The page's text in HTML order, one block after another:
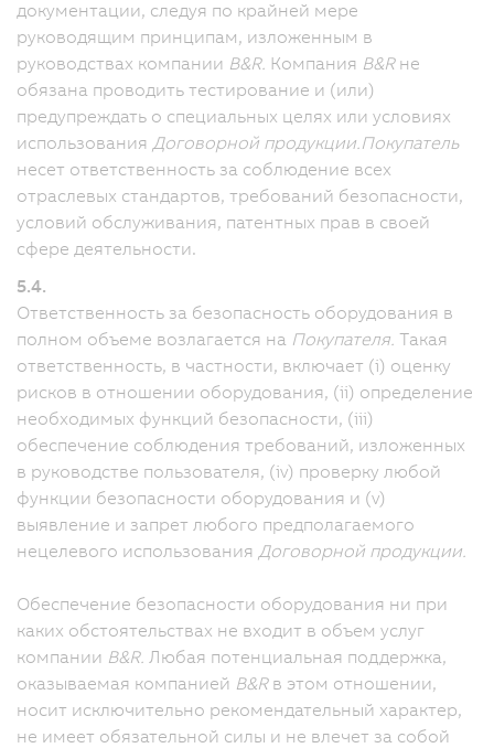
документации, следуя по крайней мере
руководящим принципам, изложенным в
руководствах компании B&R. Компания B&Rне
обязана проводить тестирование и (или)
предупреждать о специальных целях или условиях
использования Договорной продукции. Покупатель
несет ответственность за соблюдение всех
отраслевых стандартов, требований безопасности,
условий обслуживания, патентных прав в своей
сфере деятельности.
5.4.
Ответственность за безопасность оборудования в
полном объеме возлагается на Покупателя. Такая
ответственность, в частности, включает (i) оценку
рисков в отношении оборудования, (ii) определение
необходимых функций безопасности, (iii)
обеспечение соблюдения требований, изложенных
в руководстве пользователя, (iv) проверку любой
функции безопасности оборудования и (v)
выявление и запрет любого предполагаемого
нецелевого использования Договорной продукции.
Обеспечение безопасности оборудования ни при
каких обстоятельствах не входит в объем услуг
компании B&R. Любая потенциальная поддержка,
оказываемая компанией B&Rв этом отношении,
носит исключительно рекомендательный характер,
не имеет обязательной силы и не влечет за собой